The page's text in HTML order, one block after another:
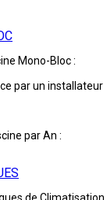
Mono-Bloc :
par un installateur
par An :